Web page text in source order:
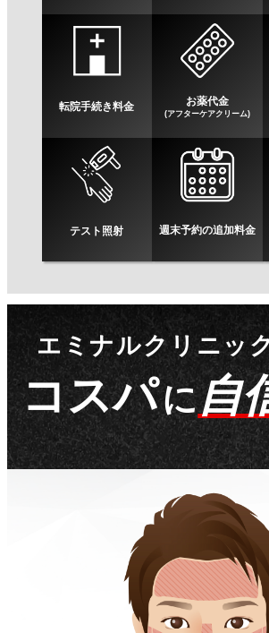
転院手続き料金 お薬代金
(アフターケアクリーム)
テスト照射 週末予約の追加料金
エミナルクリニッ
コスパに自